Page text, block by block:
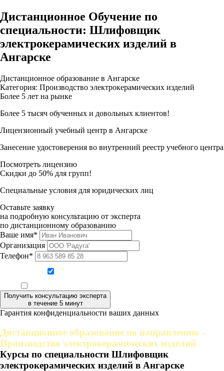
Дистанционное Обучение по
специальности: Шлифовщик
электрокерамических изделий в
Ангарске
Дистанционное образование в Ангарске
Категория: Производство электрокерамических изделий
Более 5 лет на рынке
Более 5 тысяч обученных и довольных клиентов!
Лицензионный учебный центр в Ангарске
Занесение удостоверения во внутренний реестр учебного центра
Посмотреть лицензию
Скидки до 50% для групп!
Специальные условия для юридических лиц
Оставьте заявку
на подробную консультацию от эксперта
по дистанционному образованию
Ваше имя*
Организация
Телефон*
Получить консультацию эксперта
в течение 5 минут
Гарантия конфиденциальности ваших данных
Дистанционное образование по направлению -
Производство электрокерамических изделий
Курсы по специальности Шлифовщик
электрокерамических изделий в Ангарске